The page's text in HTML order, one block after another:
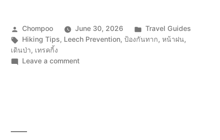
ไม่
กลัว:
Posted
by
Chompoo June 30, 2026
Posted
in
Travel Guides
Tags:
Hiking Tips, Leech Prevention,ป้องกันทาก,หน้าฝน,
เดินป่า, เทรคกิ้ง
Leave a commenton